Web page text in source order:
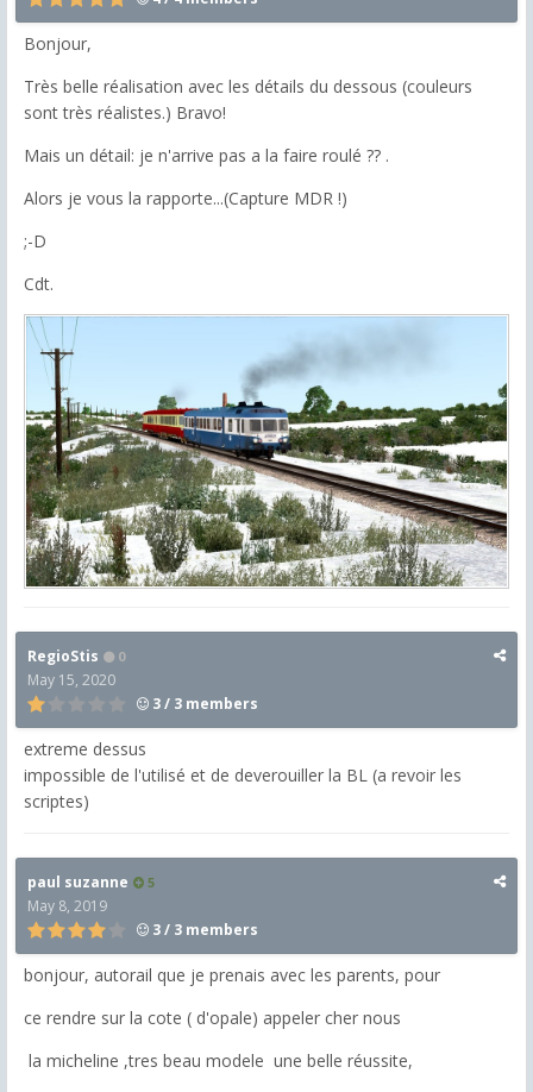
Bonjour,
Très belle réalisation avec les détails du dessous (couleurs
sont très réalistes.) Bravo!
Mais un détail: je n'arrive pas a la faire roulé ?? .
Alors je vous la rapporte...(Capture MDR !)
;-D
Cdt.
RegioStis 0
May 15, 2020
3 / 3 members
extreme dessus
impossible de l'utilisé et de deverouiller la BL (a revoir les
scriptes)
paul suzanne 5
May 8, 2019
3 / 3 members
bonjour, autorail que je prenais avec les parents, pour
ce rendre sur la cote ( d'opale) appeler cher nous
la micheline ,tres beau modele une belle réussite,